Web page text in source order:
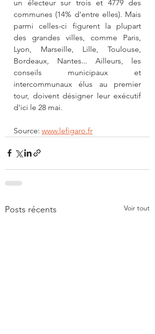
un électeur sur trois et 4779 des
communes (14% d'entre elles). Mais
parmi celles-ci figurent la plupart
des grandes villes, comme Paris,
Lyon, Marseille, Lille, Toulouse,
Bordeaux, Nantes... Ailleurs, les
conseils municipaux et
intercommunaux élus au premier
tour, doivent désigner leur exécutif
d'ici le 28 mai.
Source: www.lefigaro.fr
Posts récents Voir tout